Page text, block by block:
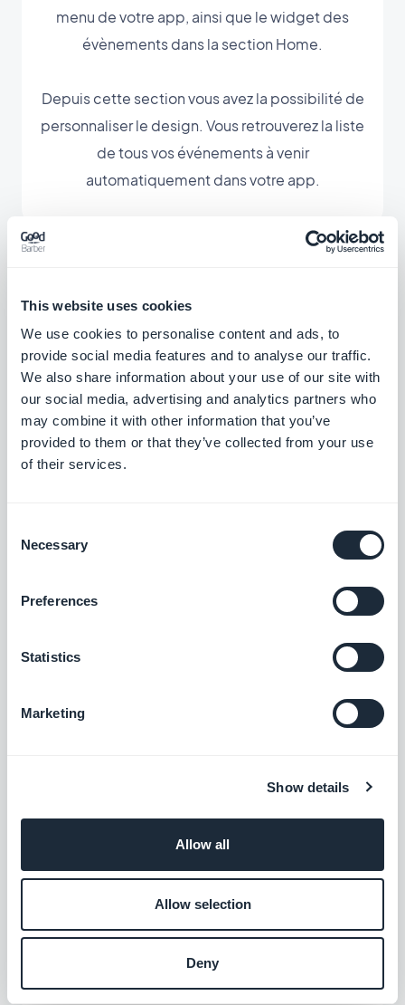
This website uses cookies
We use cookies to personalise content and ads, to
provide social media features and to analyse our traffic.
We also share information about your use of our site with
our social media, advertising and analytics partners who
may combine it with other information that you’ve
provided to them or that they’ve collected from your use
of their services.
Selection
Necessary
Preferences
Statistics
Marketing
Show details
Allow all
Allow selection
Deny
menu de votre app, ainsi que le widget des
évènements dans la section Home.
Depuis cette section vous avez la possibilité de
personnaliser le design. Vous retrouverez la liste
de tous vos événements à venir
automatiquement dans votre app.
Extensions associées
$55/mois
externe à votre application grâce à
Gratuit